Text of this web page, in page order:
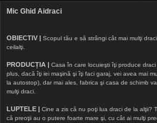
Mic Ghid Aidraci
OBIECTIV | Scopul tău e să strângi cât mai mulţi
ceilalţi.
PRODUCȚIA | Casa în care locuieşti îţi produce
plus, dacă îţi iei maşină şi îţi faci garaj, vei avea mai
la autostop), dar mai ales, fabrica şi casa de schimb
mulţi draci.
LUPTELE | Cine a zis că nu poţi lua draci de la alţii?
că preoţii au o putere foarte mare şi, cu cât ai mulţi